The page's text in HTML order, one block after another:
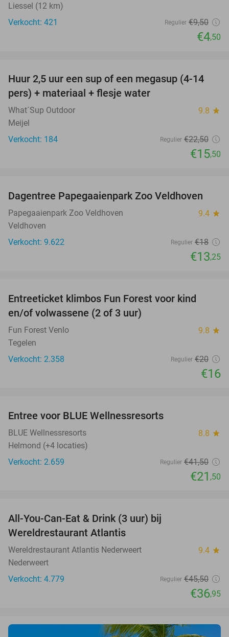
Liessel (12 km)
Verkocht: 421
Regulier €9,50
€4,50
31%
Huur 2,5 uur een sup of een megasup (4-14
pers) + materiaal + flesje water
What´Sup Outdoor 9.8 star
Meijel
Verkocht: 184
Regulier €22,50
€15,50
26%
Dagentree Papegaaienpark Zoo Veldhoven
Papegaaienpark Zoo Veldhoven 9.4 star
Veldhoven
Verkocht: 9.622
Regulier €18
€13,25
Entreeticket klimbos Fun Forest voor kind
en/of volwassene (2 of 3 uur)
Fun Forest Venlo 9.8 star
Tegelen
Verkocht: 2.358
Regulier €20
€16
Entree voor BLUE Wellnessresorts
BLUE Wellnessresorts 8.8 star
Helmond (+4 locaties)
Verkocht: 2.659
Regulier €41,50
€21 ,50
All-You-Can-Eat & Drink (3 uur) bij
Wereldrestaurant Atlantis
Wereldrestaurant Atlantis Nederweert 9.4 star
Nederweert
Verkocht: 4.779
Regulier €45,50
€36,95